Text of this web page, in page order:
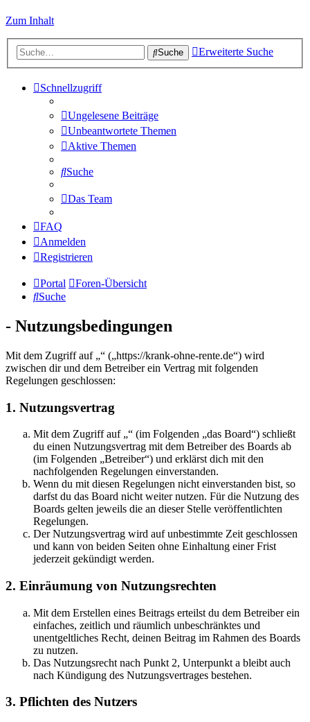
Zum Inhalt
Suche Erweiterte Suche
Schnellzugriff
Ungelesene Beiträge
Unbeantwortete Themen
Aktive Themen
Suche
Das Team
FAQ
Anmelden
Registrieren
Portal
Foren-Übersicht
Suche
- Nutzungsbedingungen
Mit dem Zugriff auf „“ („https://krank-ohne-rente.de“) wird
zwischen dir und dem Betreiber ein Vertrag mit folgenden
Regelungen geschlossen:
1. Nutzungsvertrag
Mit dem Zugriff auf „“ (im Folgenden „das Board“) schließt
du einen Nutzungsvertrag mit dem Betreiber des Boards ab
(im Folgenden „Betreiber“) und erklärst dich mit den
nachfolgenden Regelungen einverstanden.
Wenn du mit diesen Regelungen nicht einverstanden bist, so
darfst du das Board nicht weiter nutzen. Für die Nutzung des
Boards gelten jeweils die an dieser Stelle veröffentlichten
Regelungen.
Der Nutzungsvertrag wird auf unbestimmte Zeit geschlossen
und kann von beiden Seiten ohne Einhaltung einer Frist
jederzeit gekündigt werden.
2. Einräumung von Nutzungsrechten
Mit dem Erstellen eines Beitrags erteilst du dem Betreiber ein
einfaches, zeitlich und räumlich unbeschränktes und
unentgeltliches Recht, deinen Beitrag im Rahmen des Boards
zu nutzen.
Das Nutzungsrecht nach Punkt 2, Unterpunkt a bleibt auch
nach Kündigung des Nutzungsvertrages bestehen.
3. Pflichten des Nutzers